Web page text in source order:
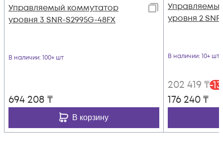
Управляемый коммутатор
уровня 3 SNR-S2995G-48FX
В наличии: 100+ шт
694 208 ₸
В корзину
уровня 2
В наличии: 10+ шт
202 419 ₸-13
176 240₸